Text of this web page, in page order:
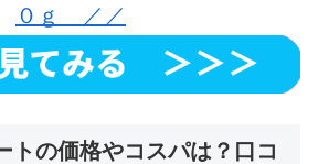
０ｇ ／／
トの価格やコスパは？口コ